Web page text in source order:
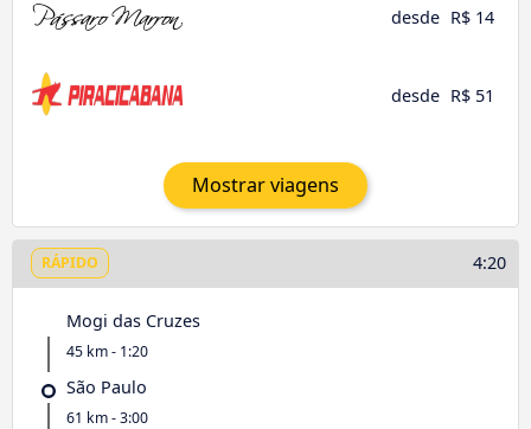
desde R$ 14
desde R$ 51
Mostrar viagens
RÁPIDO 4:20
Mogi das Cruzes
45 km - 1:20
São Paulo
61 km - 3:00